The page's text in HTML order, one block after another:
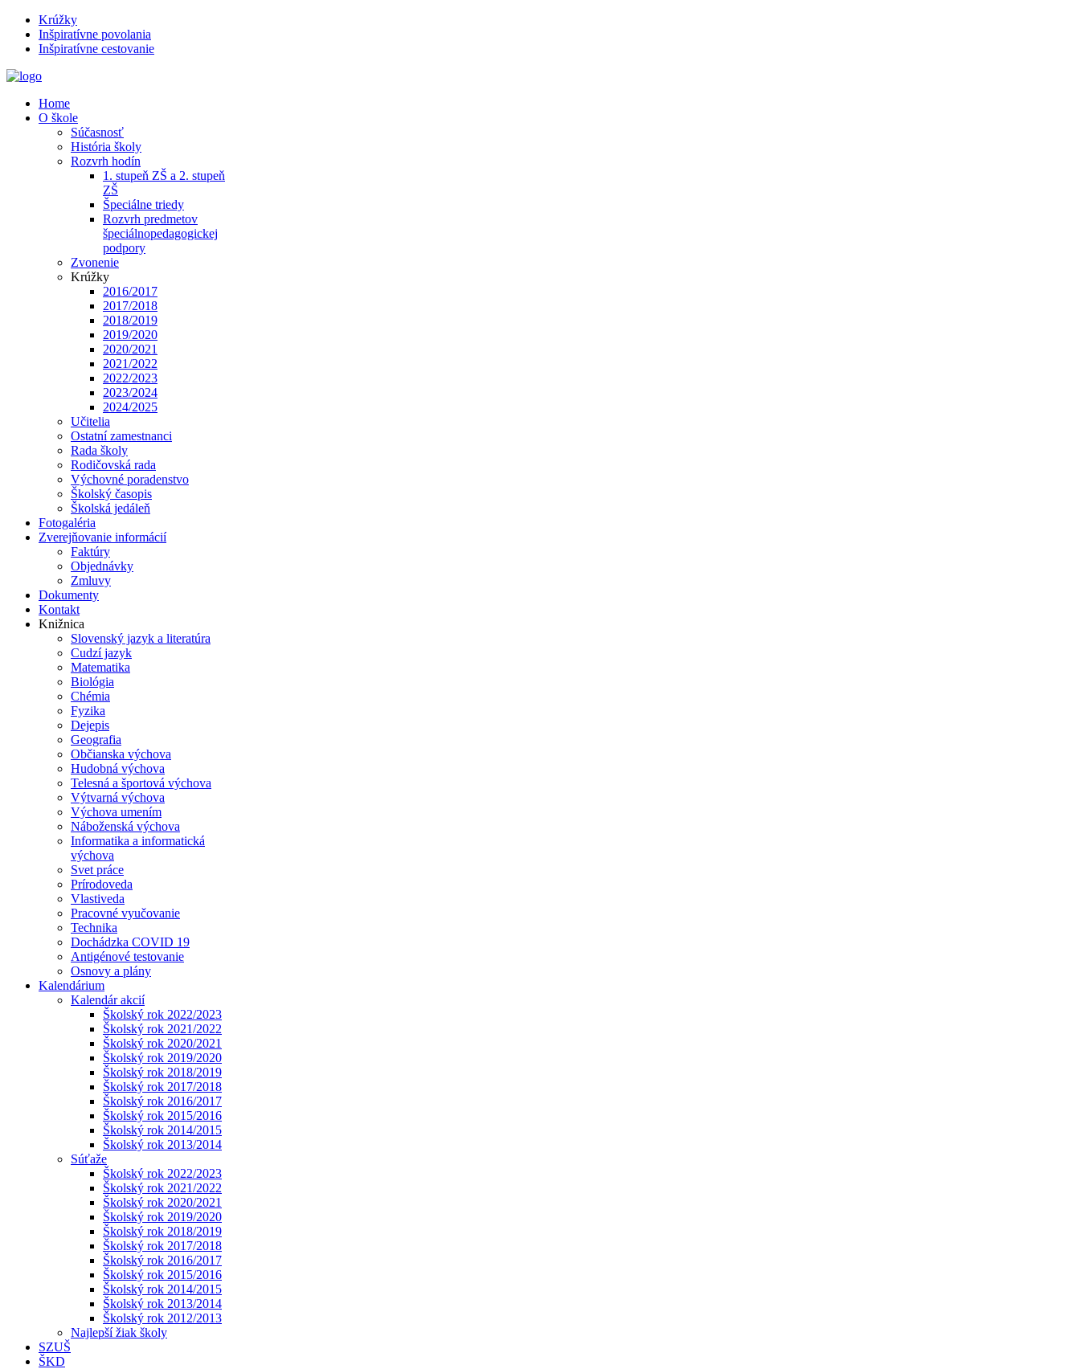
Krúžky
Inšpiratívne povolania
Inšpiratívne cestovanie
Home
O škole
Súčasnosť
História školy
Rozvrh hodín
1. stupeň ZŠ a 2. stupeň
ZŠ
Špeciálne triedy
Rozvrh predmetov
špeciálnopedagogickej
podpory
Zvonenie
Krúžky
2016/2017
2017/2018
2018/2019
2019/2020
2020/2021
2021/2022
2022/2023
2023/2024
2024/2025
Učitelia
Ostatní zamestnanci
Rada školy
Rodičovská rada
Výchovné poradenstvo
Školský časopis
Školská jedáleň
Fotogaléria
Zverejňovanie informácií
Faktúry
Objednávky
Zmluvy
Dokumenty
Kontakt
Knižnica
Slovenský jazyk a literatúra
Cudzí jazyk
Matematika
Biológia
Chémia
Fyzika
Dejepis
Geografia
Občianska výchova
Hudobná výchova
Telesná a športová výchova
Výtvarná výchova
Výchova umením
Náboženská výchova
Informatika a informatická
výchova
Svet práce
Prírodoveda
Vlastiveda
Pracovné vyučovanie
Technika
Dochádzka COVID 19
Antigénové testovanie
Osnovy a plány
Kalendárium
Kalendár akcií
Školský rok 2022/2023
Školský rok 2021/2022
Školský rok 2020/2021
Školský rok 2019/2020
Školský rok 2018/2019
Školský rok 2017/2018
Školský rok 2016/2017
Školský rok 2015/2016
Školský rok 2014/2015
Školský rok 2013/2014
Súťaže
Školský rok 2022/2023
Školský rok 2021/2022
Školský rok 2020/2021
Školský rok 2019/2020
Školský rok 2018/2019
Školský rok 2017/2018
Školský rok 2016/2017
Školský rok 2015/2016
Školský rok 2014/2015
Školský rok 2013/2014
Školský rok 2012/2013
Najlepší žiak školy
SZUŠ
ŠKD